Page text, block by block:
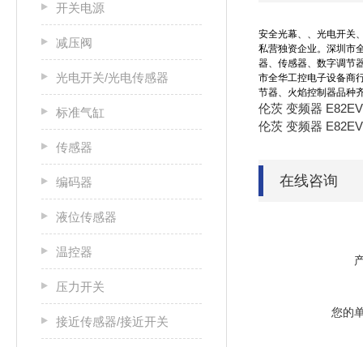
开关电源
减压阀
光电开关/光电传感器
标准气缸
传感器
编码器
液位传感器
温控器
压力开关
接近传感器/接近开关
安全光幕、、光电开关
私营独资企业。深圳市
器、传感器、数字调节
市全华工控电子设备商
节器、火焰控制器品种
伦茨 变频器
伦茨 变频器
在线咨询
您的